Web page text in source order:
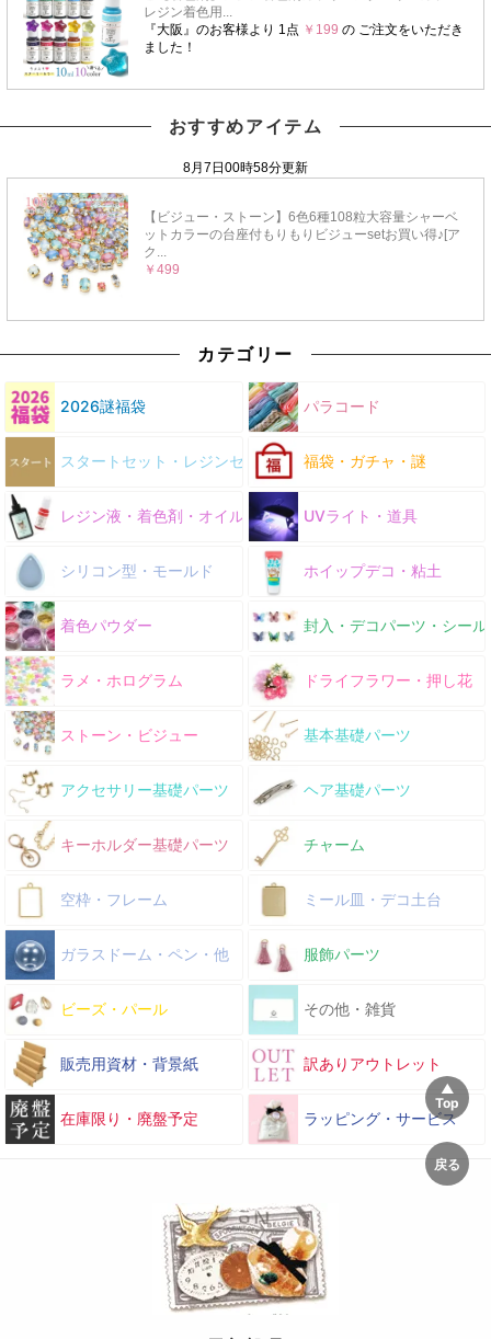
おすすめアイテム
カテゴリー
2026謎福袋 パラコード
スタートセット・レジンセット 福袋・ガチャ・謎
レジン液・着色剤・オイル UVライト・道具
シリコン型・モールド ホイップデコ・粘土
着色パウダー 封入・デコパーツ・シール
ラメ・ホログラム ドライフラワー・押し花
ストーン・ビジュー 基本基礎パーツ
アクセサリー基礎パーツ ヘア基礎パーツ
キーホルダー基礎パーツ チャーム
空枠・フレーム ミール皿・デコ土台
ガラスドーム・ペン・他 服飾パーツ
ビーズ・パール その他・雑貨
販売用資材・背景紙 訳ありアウトレット
在庫限り・廃盤予定 ラッピング・サービス